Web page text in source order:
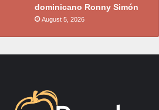
dominicano Ronny Simón
August 5, 2026